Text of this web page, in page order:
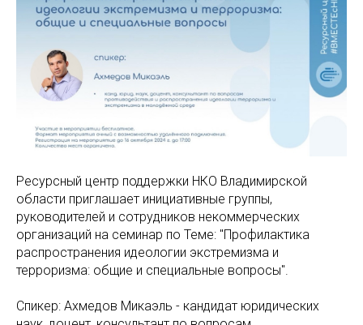
Ресурсный центр поддержки НКО Владимирской
области приглашает инициативные группы,
руководителей и сотрудников некоммерческих
организаций на семинар по Теме: "Профилактика
распространения идеологии экстремизма и
терроризма: общие и специальные вопросы".
Спикер: Ахмедов Микаэль - кандидат юридических